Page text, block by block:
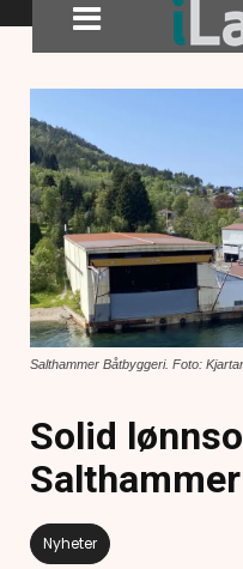
Salthammer Båtbyggeri. Foto:
Solid
Nyheter